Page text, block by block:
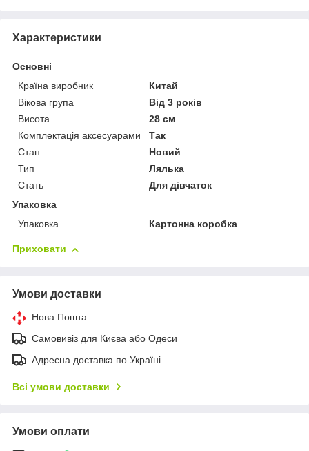
Характеристики
Основні
Країна виробник
Китай
Вікова група
Від 3 років
Висота
28 см
Комплектація аксесуарами
Так
Стан
Новий
Тип
Лялька
Стать
Для дівчаток
Упаковка
Упаковка
Картонна коробка
Приховати
Умови доставки
Нова Пошта
Самовивіз для Києва або Одеси
Адресна доставка по Україні
Всі умови доставки
Умови оплати